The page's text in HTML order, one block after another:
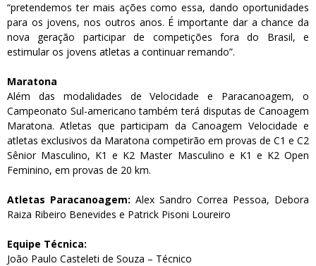
“pretendemos ter mais ações como essa, dando oportunidades
para os jovens, nos outros anos. É importante dar a chance da
nova geração participar de competições fora do Brasil, e
estimular os jovens atletas a continuar remando”.
Maratona
Além das modalidades de Velocidade e Paracanoagem, o
Campeonato Sul-americano também terá disputas de Canoagem
Maratona. Atletas que participam da Canoagem Velocidade e
atletas exclusivos da Maratona competirão em provas de C1 e C2
Sênior Masculino, K1 e K2 Master Masculino e K1 e K2 Open
Feminino, em provas de 20 km.
Atletas Paracanoagem: Alex Sandro Correa Pessoa, Debora
Raiza Ribeiro Benevides e Patrick Pisoni Loureiro
Equipe Técnica:
João Paulo Casteleti de Souza – Técnico